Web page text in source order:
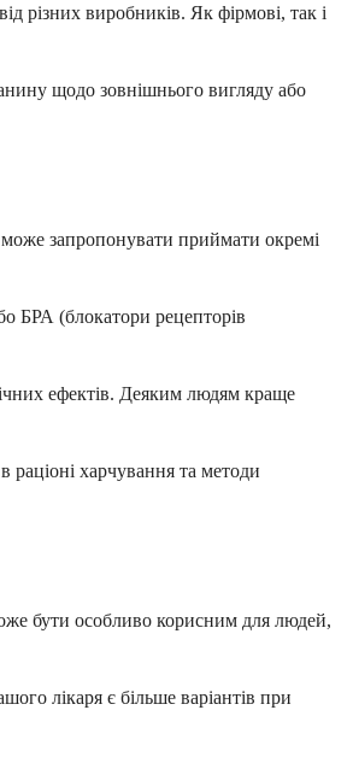
різних виробників. Як фірмові, так і
щодо зовнішнього вигляду або
може запропонувати приймати окремі
БРА (блокатори рецепторів
ефектів. Деяким людям краще
раціоні харчування та методи
бути особливо корисним для людей,
лікаря є більше варіантів при